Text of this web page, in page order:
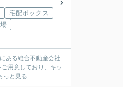
宅配ボックス
ある総合不動産会社
用意しており、キッ
っと見る